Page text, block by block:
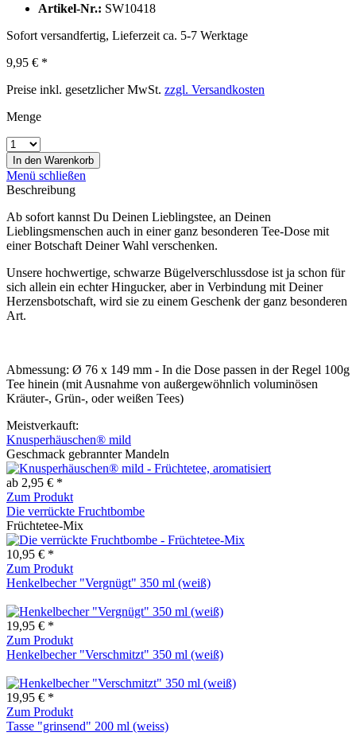
Artikel-Nr.: SW10418
Sofort versandfertig, Lieferzeit ca. 5-7 Werktage
9,95 € *
Preise inkl. gesetzlicher MwSt. zzgl. Versandkosten
Menge
In den Warenkorb
Menü schließen
Beschreibung
Ab sofort kannst Du Deinen Lieblingstee, an Deinen
Lieblingsmenschen auch in einer ganz besonderen Tee-Dose mit
einer Botschaft Deiner Wahl verschenken.
Unsere hochwertige, schwarze Bügelverschlussdose ist ja schon für
sich allein ein echter Hingucker, aber in Verbindung mit Deiner
Herzensbotschaft, wird sie zu einem Geschenk der ganz besonderen
Art.
Abmessung: Ø 76 x 149 mm - In die Dose passen in der Regel 100g
Tee hinein (mit Ausnahme von außergewöhnlich voluminösen
Kräuter-, Grün-, oder weißen Tees)
Meistverkauft:
Knusperhäuschen® mild
Geschmack gebrannter Mandeln
ab 2,95 € *
Zum Produkt
Die verrückte Fruchtbombe
Früchtetee-Mix
10,95 € *
Zum Produkt
Henkelbecher "Vergnügt" 350 ml (weiß)
19,95 € *
Zum Produkt
Henkelbecher "Verschmitzt" 350 ml (weiß)
19,95 € *
Zum Produkt
Tasse "grinsend" 200 ml (weiss)